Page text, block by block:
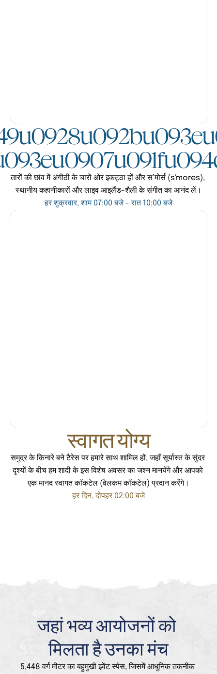
तारों की छांव में अंगीठी के चारों ओर इकट्ठा हों और स’मोर्स (s'mores),
स्थानीय कहानीकारों और लाइव आइलैंड-शैली के संगीत का आनंद लें।
हर शुक्रवार, शाम 07:00 बजे - रात 10:00 बजे
स्वागत योग्य
समुद्र के किनारे बने टैरेस पर हमारे साथ शामिल हों, जहाँ सूर्यास्त के सुंदर
दृश्यों के बीच हम शादी के इस विशेष अवसर का जश्न मानयेंगे और आपको
एक मानद स्वागत कॉकटेल (वेलकम कॉकटेल) प्रदान करेंगे।
हर दिन, दोपहर 02:00 बजे
जहां भव्य आयोजनों को
मिलता है उनका मंच
5,448 वर्ग मीटर का बहुमुखी इवेंट स्पेस, जिसमें आधुनिक तकनीक